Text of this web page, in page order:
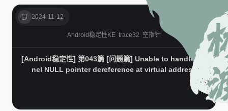
2024-11-12
Android稳定性 KE trace32 空指针
[Android稳定性] 第043篇 [问题篇] Unable to handle ker
nel NULL pointer dereference at virtual address